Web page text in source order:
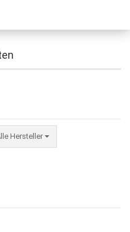
Hersteller